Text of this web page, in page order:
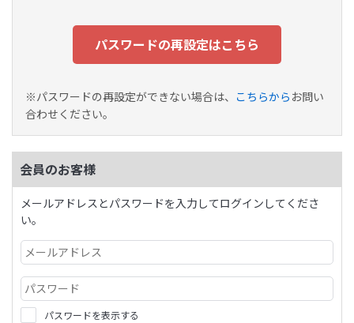
パスワードの再設定はこちら
※パスワードの再設定ができない場合は、 こちらから お問い
合わせください。
会員のお客様
メールアドレスとパスワードを入力してログインしてくださ
い。
パスワードを表示する